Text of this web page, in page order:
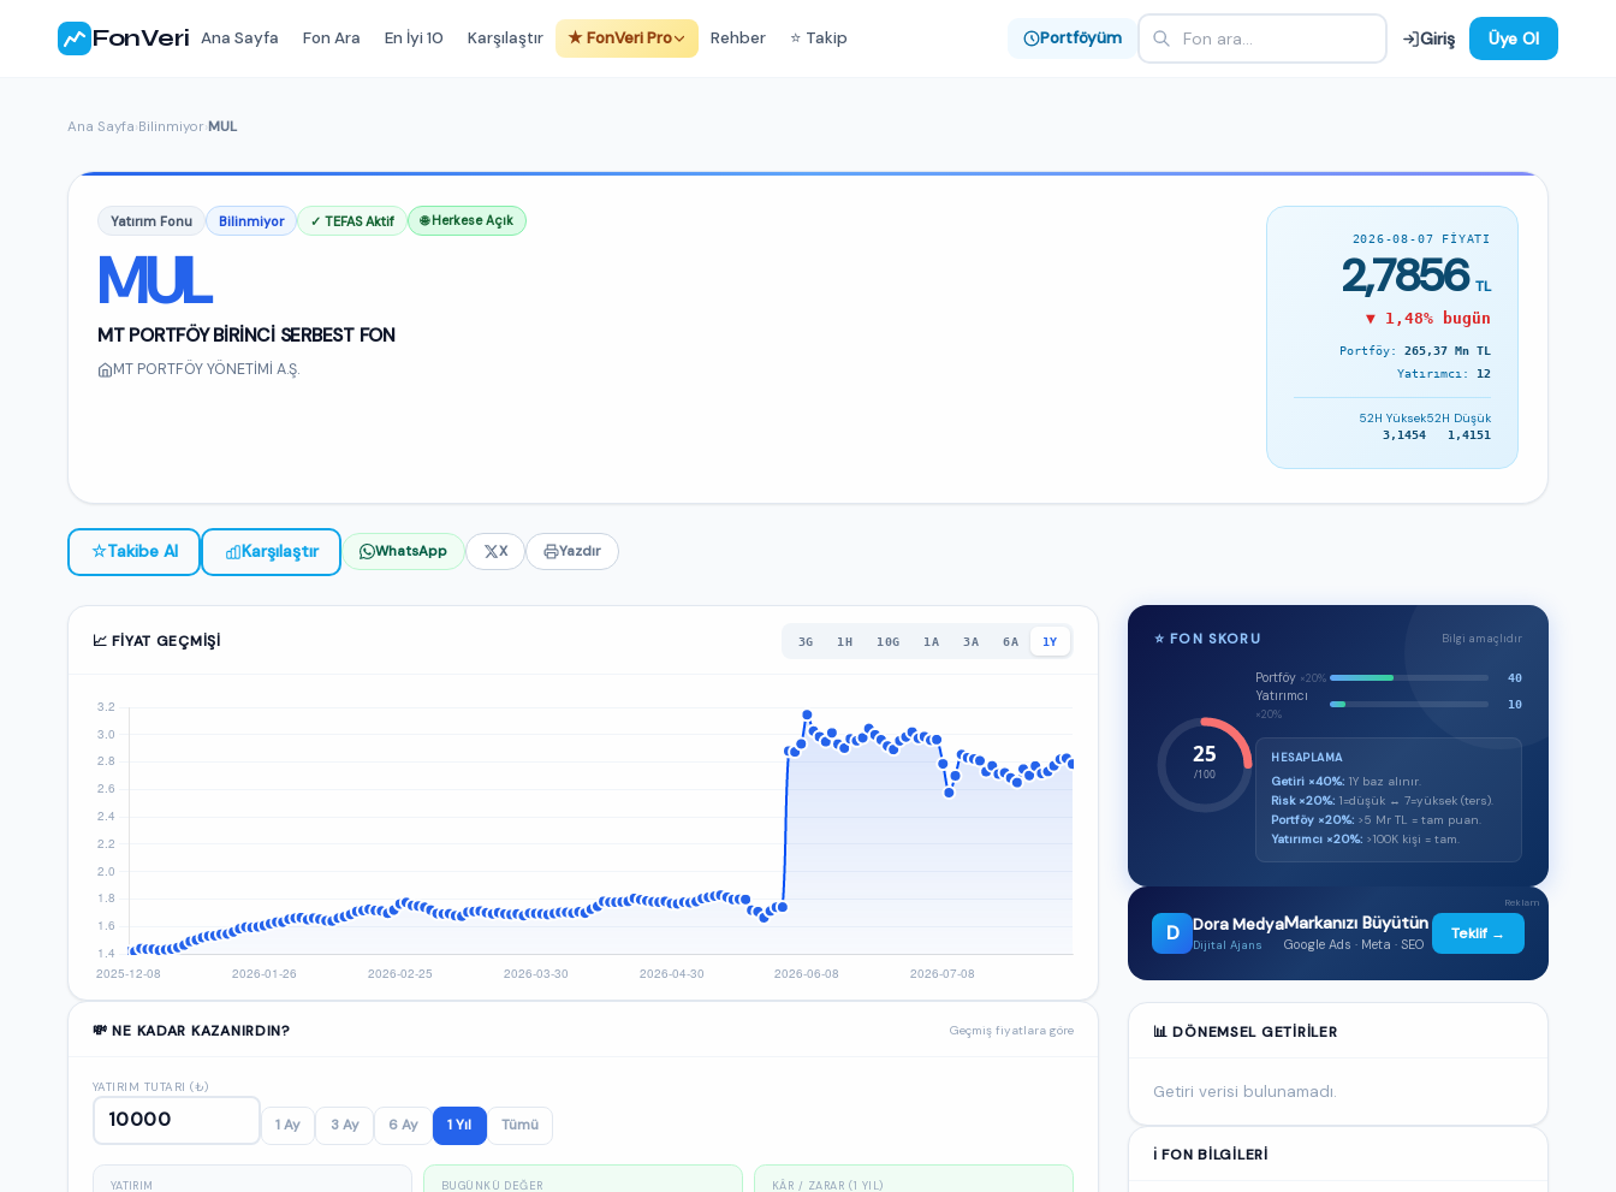
FonVeri Ana Sayfa Fon Ara En İyi 10 Karşılaştır ★ FonVeri Pro Rehber ⭐ Takip Portföyüm Giriş Üye Ol
Ana Sayfa›Bilinmiyor›MUL
Yatırım Fonu Bilinmiyor ✓ TEFAS Aktif 🌐 Herkese Açık
MUL
MT PORTFÖY BİRİNCİ SERBEST FON
MT PORTFÖY YÖNETİMİ A.Ş.
2026-08-07 FIYATI
2,7856 TL
▼ 1,48% bugün
Portföy: 265,37 Mn TL
Yatırımcı: 12
52H Yüksek
3,1454
52H Düşük
1,4151
☆Takibe Al Karşılaştır WhatsApp X Yazdır
📈 FIYAT GEÇMIŞI 3G 1H 10G 1A 3A 6A 1Y
💸 NE KADAR KAZANIRDIN? Geçmiş fiyatlara göre
YATIRIM TUTARI (₺)
1 Ay 3 Ay 6 Ay 1 Yıl Tümü
YATIRIM BUGÜNKÜ DEĞER KÂR / ZARAR (1 YIL)
⭐ FON SKORU Bilgi amaçlıdır
25
/100
Portföy ×20% 40
Yatırımcı
×20%
10
HESAPLAMA
Getiri ×40%: 1Y baz alınır.
Risk ×20%: 1=düşük ↔ 7=yüksek (ters).
Portföy ×20%: >5 Mr TL = tam puan.
Yatırımcı ×20%: >100K kişi = tam.
D Dora Medya
Dijital Ajans
Markanızı Büyütün
Google Ads · Meta · SEO
Teklif →
Reklam
📊 DÖNEMSEL GETIRILER
Getiri verisi bulunamadı.
ℹ️ FON BILGILERI